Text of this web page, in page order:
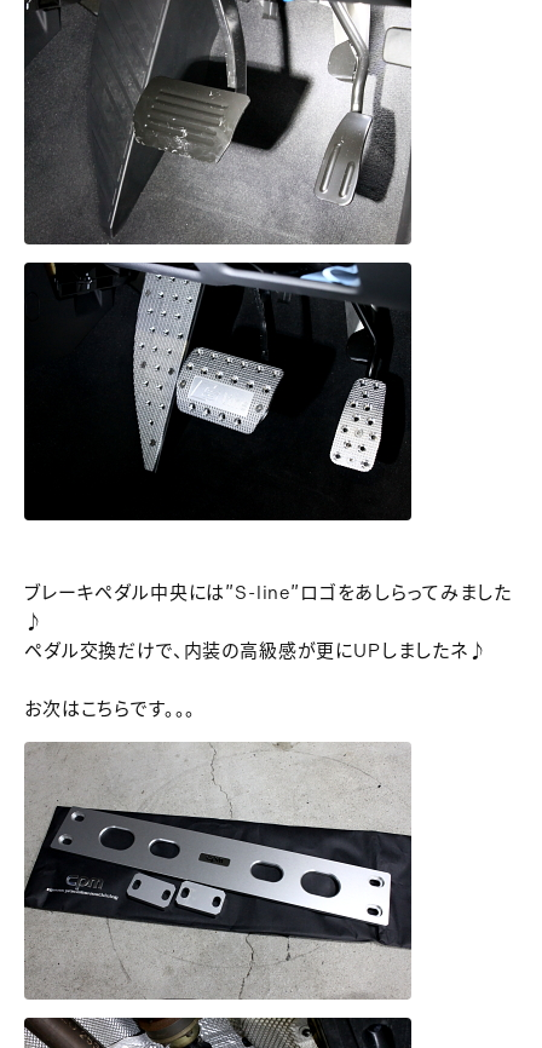
ブレーキペダル中央には″S-line″ロゴをあしらってみました
♪
ペダル交換だけで、内装の高級感が更にUPしましたネ♪
お次はこちらです。。。